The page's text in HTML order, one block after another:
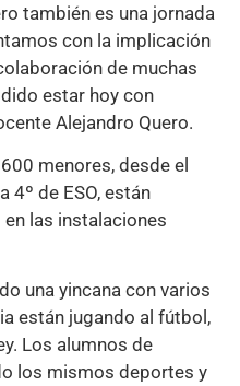
también es una jornada
con la implicación
de muchas
estar hoy con
Alejandro Quero.
menores, desde el
4º de ESO, están
las instalaciones
una yincana con varios
están jugando al fútbol,
Los alumnos de
los mismos deportes y